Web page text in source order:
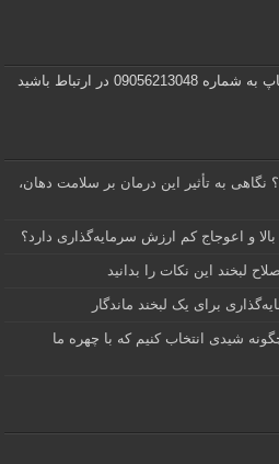
در ارتباط باشید
نگاهی به تأثیر این درمان بر سلامت دهان،
و اعوجاج کم ارزش سرمایه‌گذاری دارد؟
لبخند این نکات را بدانید
برای یک لبخند ماندگار
شیدی انتخاب کنیم که با چهره ما